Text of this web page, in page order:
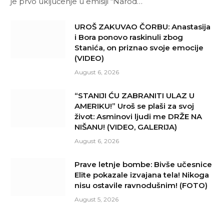
UROŠ ZAKUVAO ČORBU: Anastasija
i Bora ponovo raskinuli zbog
Stanića, on priznao svoje emocije
(VIDEO)
August 6, 2026
“STANIJI ĆU ZABRANITI ULAZ U
AMERIKU!” Uroš se plaši za svoj
život: Asminovi ljudi me DRŽE NA
NIŠANU! (VIDEO, GALERIJA)
August 6, 2026
Prave letnje bombe: Bivše učesnice
Elite pokazale izvajana tela! Nikoga
nisu ostavile ravnodušnim! (FOTO)
August 5, 2026